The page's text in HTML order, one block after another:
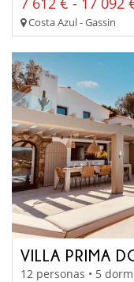
Costa Azul - Gassin
VILLA PRIMA
12 personas • 5